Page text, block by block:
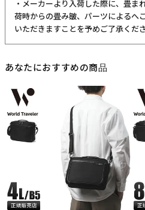
・メーカーより入荷した際に、畳ま
荷時からの畳み皺、パーツによるへ
いただきますことを予めご了承くださ
あなたにおすすめの商品